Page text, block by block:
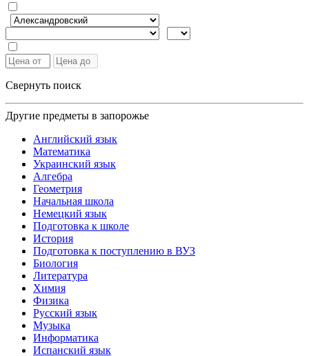
Свернуть поиск
Другие предметы в запорожье
Английский язык
Математика
Украинский язык
Алгебра
Геометрия
Начальная школа
Немецкий язык
Подготовка к школе
История
Подготовка к поступлению в ВУЗ
Биология
Литература
Химия
Физика
Русский язык
Музыка
Информатика
Испанский язык